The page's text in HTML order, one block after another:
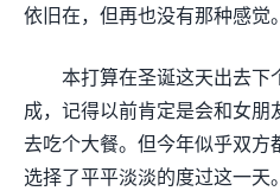
依旧在，但再也没有那种感觉。
本打算在圣诞这天出去下
成，记得以前肯定是会和女
去吃个大餐。但今年似乎双方
选择了平平淡淡的度过这一天